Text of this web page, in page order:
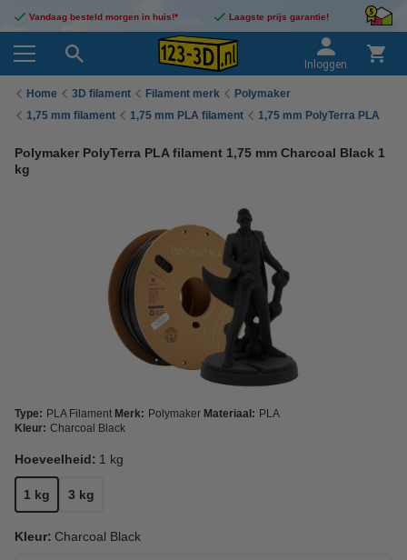
Vandaag besteld morgen in huis!* Laagste prijs garantie!
Inloggen
Home 3D filament Filament merk
Polymaker
1,75 mm filament
1,75 mm PLA filament 1,75 mm PolyTerra PLA
Polymaker PolyTerra PLA filament 1,75 mm Charcoal Black 1
kg
Type: PLA Filament Merk: Polymaker Materiaal: PLA
Kleur: Charcoal Black
Hoeveelheid: 1 kg
1 kg 3 kg
Kleur: Charcoal Black